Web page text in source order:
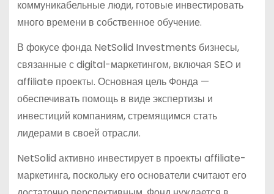
коммуникабельные люди, готовые инвестировать
много времени в собственное обучение.
В фокусе фонда NetSolid Investments бизнесы,
связанные с digital-маркетингом, включая SEO и
affiliate проекты. Основная цель Фонда —
обеспечивать помощь в виде экспертизы и
инвестиций компаниям, стремящимся стать
лидерами в своей отрасли.
NetSolid активно инвестирует в проекты affiliate-
маркетинга, поскольку его основатели считают его